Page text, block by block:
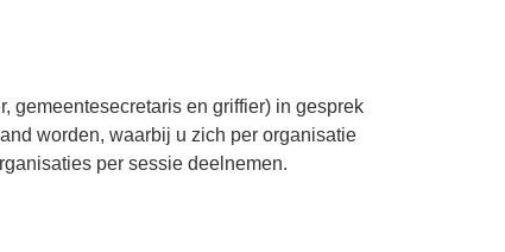
gemeentesecretaris en griffier) in gesprek
worden, waarbij u zich per organisatie
per sessie deelnemen.